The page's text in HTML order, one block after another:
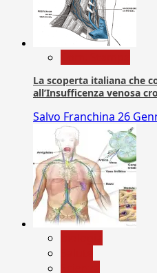
La scoperta italiana che
all’Insufficenza venosa
Salvo Franchina 26